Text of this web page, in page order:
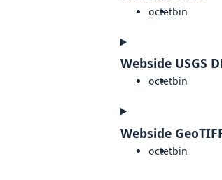
octetbin
Webside USGS
octetbin
Webside
octetbin